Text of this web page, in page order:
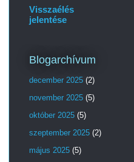
Visszaélés
jelentése
Blogarchívum
december 2025 (2)
november 2025 (5)
október 2025 (5)
szeptember 2025 (2)
május 2025 (5)